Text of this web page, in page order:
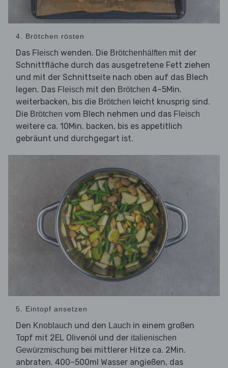
4. Brötchen rösten
Das Fleisch wenden. Die Brötchenhälften mit der
Schnittfläche durch das ausgetretene Fett ziehen
und mit der Schnittseite nach oben auf das Blech
legen. Das Fleisch mit den Brötchen 4–5Min.
weiterbacken, bis die Brötchen leicht knusprig sind.
Die Brötchen vom Blech nehmen und das Fleisch
weitere ca. 10Min. backen, bis es appetitlich
gebräunt und durchgegart ist.
5. Eintopf ansetzen
Den Knoblauch und den Lauch in einem großen
Topf mit 2EL Olivenöl und der italienischen
Gewürzmischung bei mittlerer Hitze ca. 2Min.
anbraten. 400–500ml Wasser angießen, das